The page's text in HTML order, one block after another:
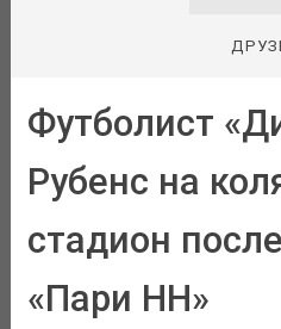
Футболист
Рубенс на
стадион
«Пари НН»